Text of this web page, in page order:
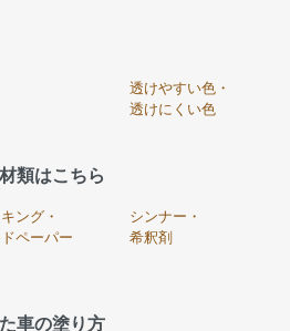
透けやすい色・
透けにくい色
類はこちら
ング・
ペーパー
シンナー・
希釈剤
車の塗り方